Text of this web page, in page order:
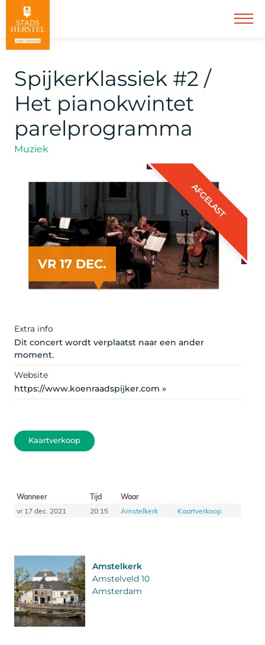
SpijkerKlassiek #2 /
Het pianokwintet
parelprogramma
Muziek
VR 17 DEC.
AFGELAST
Extra info
Dit concert wordt verplaatst naar een ander
moment.
Website
https://www.koenraadspijker.com »
Kaartverkoop
Wanneer Tijd
Waar
vr 17 dec. 2021
20:15 Amstelkerk Kaartverkoop
Amstelkerk
Amstelveld 10
Amsterdam